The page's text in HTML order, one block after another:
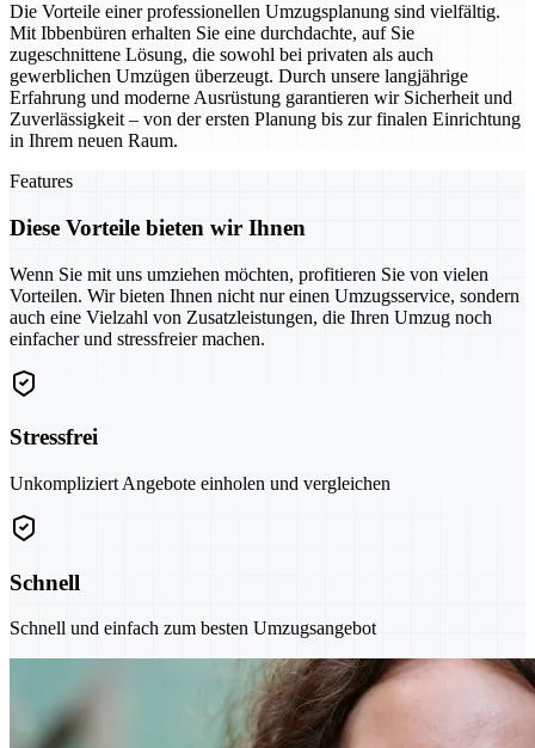
Die Vorteile einer professionellen Umzugsplanung sind vielfältig.
Mit Ibbenbüren erhalten Sie eine durchdachte, auf Sie
zugeschnittene Lösung, die sowohl bei privaten als auch
gewerblichen Umzügen überzeugt. Durch unsere langjährige
Erfahrung und moderne Ausrüstung garantieren wir Sicherheit und
Zuverlässigkeit – von der ersten Planung bis zur finalen Einrichtung
in Ihrem neuen Raum.
Features
Diese Vorteile bieten wir Ihnen
Wenn Sie mit uns umziehen möchten, profitieren Sie von vielen
Vorteilen. Wir bieten Ihnen nicht nur einen Umzugsservice, sondern
auch eine Vielzahl von Zusatzleistungen, die Ihren Umzug noch
einfacher und stressfreier machen.
Stressfrei
Unkompliziert Angebote einholen und vergleichen
Schnell
Schnell und einfach zum besten Umzugsangebot